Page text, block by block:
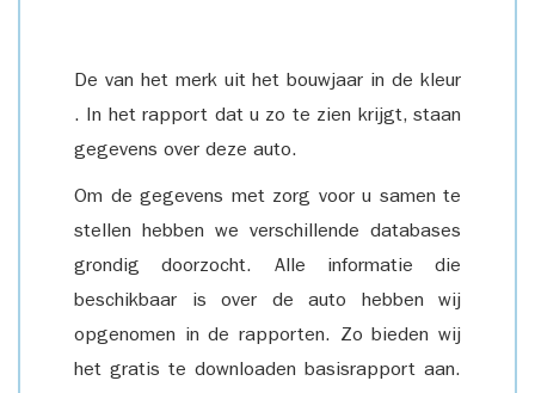
De van het merk uit het bouwjaar in de kleur
. In het rapport dat u zo te zien krijgt, staan
gegevens over deze auto.
Om de gegevens met zorg voor u samen te
stellen hebben we verschillende databases
grondig doorzocht. Alle informatie die
beschikbaar is over de auto hebben wij
opgenomen in de rapporten. Zo bieden wij
het gratis te downloaden basisrapport aan.